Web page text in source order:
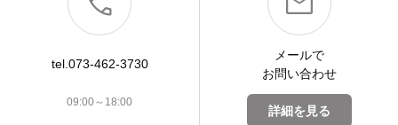
tel.073-462-3730
09:00～18:00
メールで
お問い合わせ
詳細を見る